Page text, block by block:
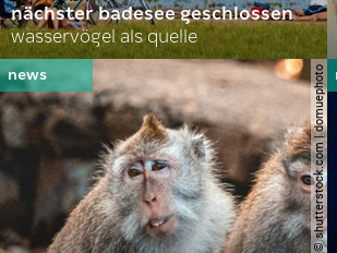
nächster badesee geschlossen
wasservögel als quelle
© shutterstock.com | domuephoto